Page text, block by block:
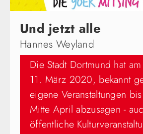
Und jetzt alle
Hannes Weyland
Die Stadt Dortmund hat
11. März 2020, bekannt
eigene Veranstaltungen
Mitte April abzusagen -
öffentliche